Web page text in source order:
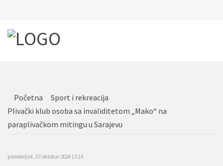
Početna
Sport i rekreacija
Plivački klub osoba sa invaliditetom „Mako“ na
paraplivačkom mitingu u Sarajevu
ponedeljak, 07 oktobar 2024 13:14